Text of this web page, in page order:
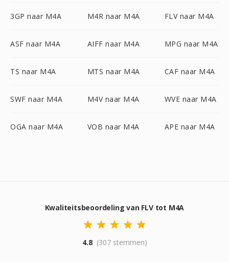
3GP naar M4A M4R naar M4A FLV naar M4A
ASF naar M4A AIFF naar M4A MPG naar M4A
TS naar M4A MTS naar M4A CAF naar M4A
SWF naar M4A M4V naar M4A WVE naar M4A
OGA naar M4A VOB naar M4A APE naar M4A
Kwaliteitsbeoordeling van FLV tot M4A
4.8 (307 stemmen)